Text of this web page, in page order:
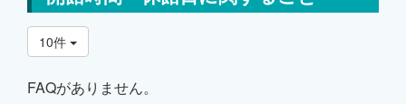
10件
FAQがありません。